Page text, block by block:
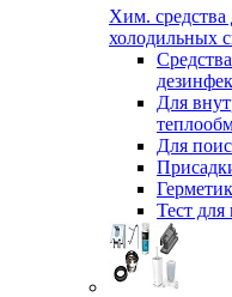
Хим. средства
холодильных
Для
Для
Тест для